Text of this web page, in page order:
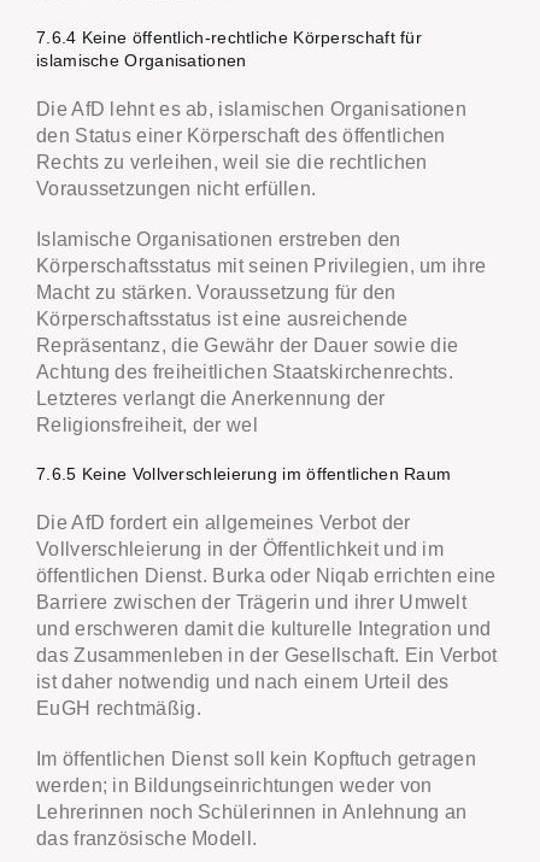
7.6.4 Keine öffentlich-rechtliche Körperschaft für
islamische Organisationen
Die AfD lehnt es ab, islamischen Organisationen
den Status einer Körperschaft des öffentlichen
Rechts zu verleihen, weil sie die rechtlichen
Voraussetzungen nicht erfüllen.
Islamische Organisationen erstreben den
Körperschaftsstatus mit seinen Privilegien, um ihre
Macht zu stärken. Voraussetzung für den
Körperschaftsstatus ist eine ausreichende
Repräsentanz, die Gewähr der Dauer sowie die
Achtung des freiheitlichen Staatskirchenrechts.
Letzteres verlangt die Anerkennung der
Religionsfreiheit, der wel
7.6.5 Keine Vollverschleierung im öffentlichen Raum
Die AfD fordert ein allgemeines Verbot der
Vollverschleierung in der Öffentlichkeit und im
öffentlichen Dienst. Burka oder Niqab errichten eine
Barriere zwischen der Trägerin und ihrer Umwelt
und erschweren damit die kulturelle Integration und
das Zusammenleben in der Gesellschaft. Ein Verbot
ist daher notwendig und nach einem Urteil des
EuGH rechtmäßig.
Im öffentlichen Dienst soll kein Kopftuch getragen
werden; in Bildungseinrichtungen weder von
Lehrerinnen noch Schülerinnen in Anlehnung an
das französische Modell.